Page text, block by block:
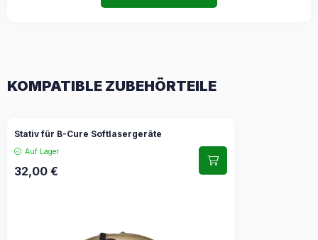
KOMPATIBLE ZUBEHÖRTEILE
Stativ für B-Cure Softlasergeräte
Auf Lager
32,00 €